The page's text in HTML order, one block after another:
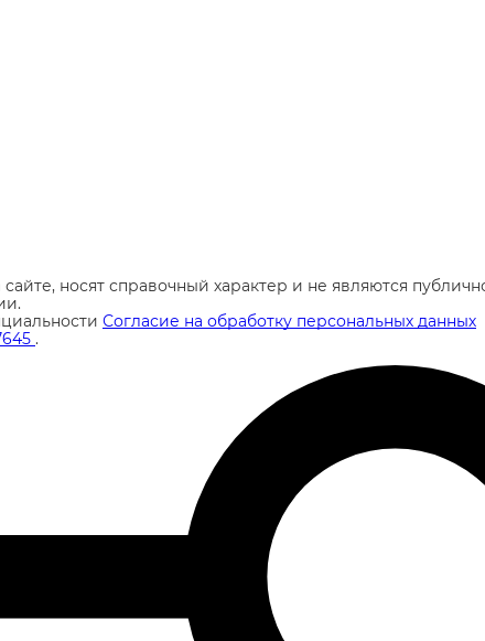
носят справочный характер и не являются
Согласие на обработку персональных данных
.